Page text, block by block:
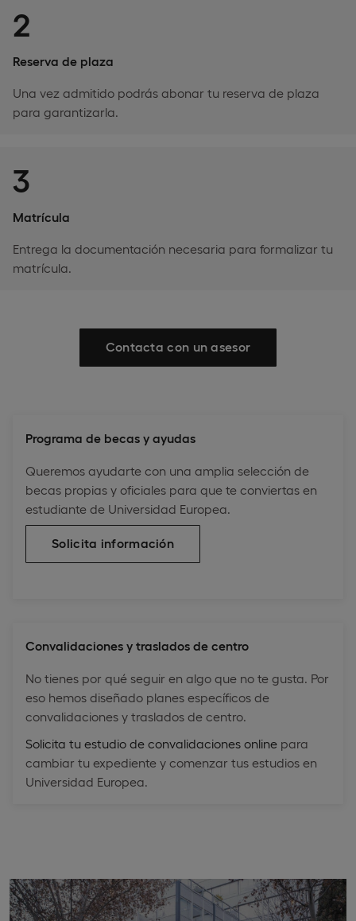
2
Reserva de plaza
Una vez admitido podrás abonar tu reserva de plaza
para garantizarla.
3
Matrícula
Entrega la documentación necesaria para formalizar tu
matrícula.
Contacta con un asesor
Programa de becas y ayudas
Queremos ayudarte con una amplia selección de
becas propias y oficiales para que te conviertas en
estudiante de Universidad Europea.
Solicita información
Convalidaciones y traslados de centro
No tienes por qué seguir en algo que no te gusta. Por
eso hemos diseñado planes específicos de
convalidaciones y traslados de centro.
Solicita tu estudio de convalidaciones online para
cambiar tu expediente y comenzar tus estudios en
Universidad Europea.